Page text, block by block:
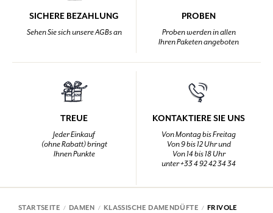
SICHERE BEZAHLUNG
Sehen Sie sich unsere AGBs an
PROBEN
Proben werden in allen
Ihren Paketen angeboten
TREUE
Jeder Einkauf
(ohne Rabatt) bringt
Ihnen Punkte
KONTAKTIERE SIE UNS
Von Montag bis Freitag
Von 9 bis 12 Uhr und
Von 14 bis 18 Uhr
unter +33 4 92 42 34 34
STARTSEITE DAMEN KLASSISCHE DAMENDÜFTE FRIVOLE